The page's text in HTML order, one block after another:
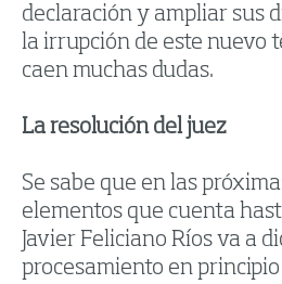
declaración y ampliar sus
la irrupción de este nuevo
caen muchas dudas.
La resolución del juez
Se sabe que en las
elementos que cuenta
Javier Feliciano Ríos va a
procesamiento en